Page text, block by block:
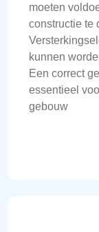
moeten
constructie te
kunnen
Een correct
essentieel
gebouw